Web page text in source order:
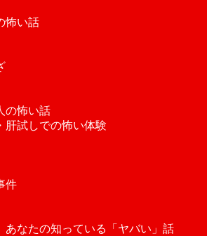
怖い話
の怖い話
肝試しでの怖い体験
件
あなたの知っている「ヤバい」話